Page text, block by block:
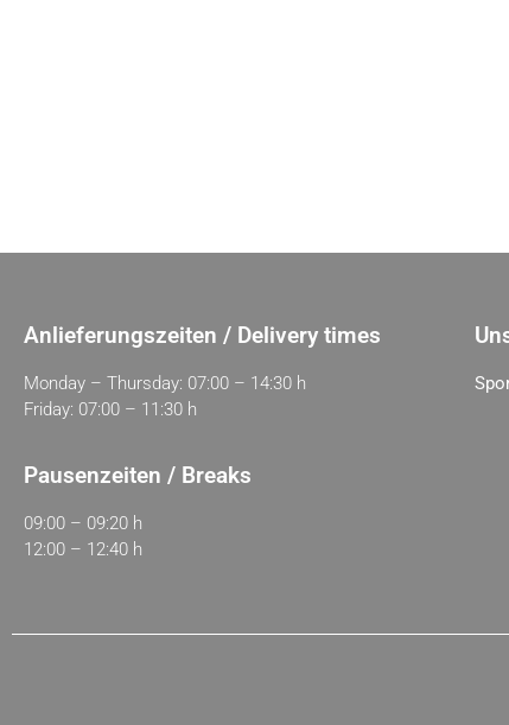
Anlieferungszeiten / Delivery times
Monday – Thursday: 07:00 – 14:30 h
Friday: 07:00 – 11:30 h
Pausenzeiten / Breaks
09:00 – 09:20 h
12:00 – 12:40 h